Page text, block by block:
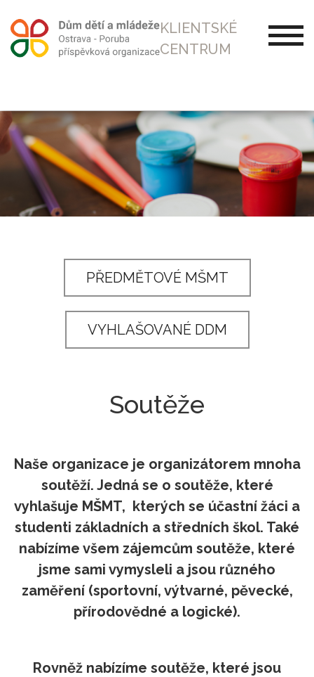
KLIENTSKÉ
CENTRUM
PŘEDMĚTOVÉ MŠMT
VYHLAŠOVANÉ DDM
Soutěže
Naše organizace je organizátorem mnoha
soutěží. Jedná se o soutěže, které
vyhlašuje MŠMT, kterých se účastní žáci a
studenti základních a středních škol. Také
nabízíme všem zájemcům soutěže, které
jsme sami vymysleli a jsou různého
zaměření (sportovní, výtvarné, pěvecké,
přírodovědné a logické).
Rovněž nabízíme soutěže, které jsou